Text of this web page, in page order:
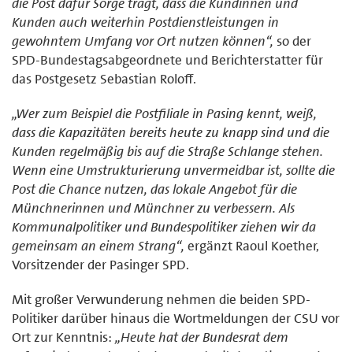
Kunden auch weiterhin Postdienstleistungen in
gewohntem Umfang vor Ort nutzen können“, so der
SPD-Bundestagsabgeordnete und Berichterstatter für
das Postgesetz Sebastian Roloff.
„Wer zum Beispiel die Postfiliale in Pasing kennt, weiß,
dass die Kapazitäten bereits heute zu knapp sind und die
Kunden regelmäßig bis auf die Straße Schlange stehen.
Wenn eine Umstrukturierung unvermeidbar ist, sollte die
Post die Chance nutzen, das lokale Angebot für die
Münchnerinnen und Münchner zu verbessern. Als
Kommunalpolitiker und Bundespolitiker ziehen wir da
gemeinsam an einem Strang“, ergänzt Raoul Koether,
Vorsitzender der Pasinger SPD.
Mit großer Verwunderung nehmen die beiden SPD-
Politiker darüber hinaus die Wortmeldungen der CSU vor
Ort zur Kenntnis: „Heute hat der Bundesrat dem